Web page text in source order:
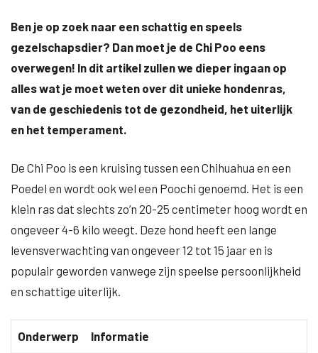
Ben je op zoek naar een schattig en speels
gezelschapsdier? Dan moet je de Chi Poo eens
overwegen! In dit artikel zullen we dieper ingaan op
alles wat je moet weten over dit unieke hondenras,
van de geschiedenis tot de gezondheid, het uiterlijk
en het temperament.
De Chi Poo is een kruising tussen een Chihuahua en een
Poedel en wordt ook wel een Poochi genoemd. Het is een
klein ras dat slechts zo’n 20-25 centimeter hoog wordt en
ongeveer 4-6 kilo weegt. Deze hond heeft een lange
levensverwachting van ongeveer 12 tot 15 jaar en is
populair geworden vanwege zijn speelse persoonlijkheid
en schattige uiterlijk.
Onderwerp Informatie